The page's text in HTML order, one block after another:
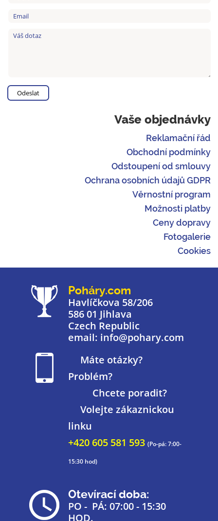
Vaše objednávky
Reklamační řád
Obchodní podmínky
Odstoupení od smlouvy
Ochrana osobních údajů GDPR
Věrnostní program
Možnosti platby
Ceny dopravy
Fotogalerie
Cookies
Poháry.com
Havlíčkova 58/206
586 01 Jihlava
Czech Republic
email: info@pohary.com
Máte otázky?
Problém?
Chcete poradit?
Volejte zákaznickou
linku
+420 605 581 593 (Po-pá: 7:00-
15:30 hod)
Otevírací doba:
PO - PÁ: 07:00 - 15:30
HOD.